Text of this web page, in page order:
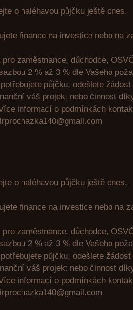
o naléhavou půjčku ještě dnes.
finance na investice nebo na
pro zaměstnance, důchodce,
2 % až 3 % dle Vašeho
půjčku, odešlete
váš projekt nebo činnost
informací o podmínkách
o naléhavou půjčku ještě dnes.
finance na investice nebo na
pro zaměstnance, důchodce,
2 % až 3 % dle Vašeho
půjčku, odešlete
váš projekt nebo činnost
informací o podmínkách